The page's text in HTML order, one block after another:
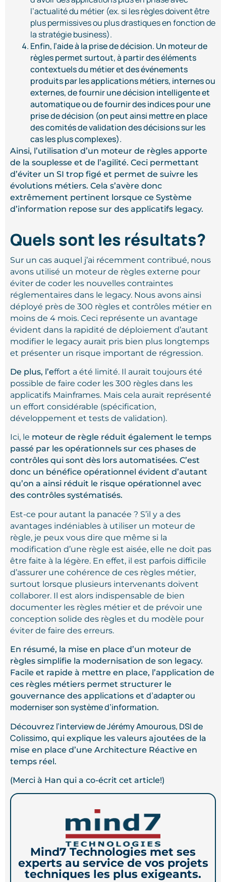
l’actualité du métier (ex. si les règles doivent être
plus permissives ou plus drastiques en fonction de
la stratégie business).
Enfin, l’aide à la prise de décision. Un moteur de
règles permet surtout, à partir des éléments
contextuels du métier et des événements
produits par les applications métiers, internes ou
externes, de fournir une décision intelligente et
automatique ou de fournir des indices pour une
prise de décision (on peut ainsi mettre en place
des comités de validation des décisions sur les
cas les plus complexes).
Ainsi, l’utilisation d’un moteur de règles apporte
de la souplesse et de l’agilité. Ceci permettant
d’éviter un SI trop figé et permet de suivre les
évolutions métiers. Cela s’avère donc
extrêmement pertinent lorsque ce Système
d’information repose sur des applicatifs legacy.
Quels sont les résultats?
Sur un cas auquel j’ai récemment contribué, nous
avons utilisé un moteur de règles externe pour
éviter de coder les nouvelles contraintes
réglementaires dans le legacy. Nous avons ainsi
déployé près de 300 règles et contrôles métier en
moins de 4 mois. Ceci représente un avantage
évident dans la rapidité de déploiement d’autant
modifier le legacy aurait pris bien plus longtemps
et présenter un risque important de régression.
De plus, l’effort a été limité. Il aurait toujours été
possible de faire coder les 300 règles dans les
applicatifs Mainframes. Mais cela aurait représenté
un effort considérable (spécification,
développement et tests de validation).
Ici, le moteur de règle réduit également le temps
passé par les opérationnels sur ces phases de
contrôles qui sont dès lors automatisées. C’est
donc un bénéfice opérationnel évident d’autant
qu’on a ainsi réduit le risque opérationnel avec
des contrôles systématisés.
Est-ce pour autant la panacée ? S’il y a des
avantages indéniables à utiliser un moteur de
règle, je peux vous dire que même si la
modification d’une règle est aisée, elle ne doit pas
être faite à la légère. En effet, il est parfois difficile
d’assurer une cohérence de ces règles métier,
surtout lorsque plusieurs intervenants doivent
collaborer. Il est alors indispensable de bien
documenter les règles métier et de prévoir une
conception solide des règles et du modèle pour
éviter de faire des erreurs.
En résumé, la mise en place d’un moteur de
règles simplifie la modernisation de son legacy.
Facile et rapide à mettre en place, l’application de
ces règles métiers permet structurer le
gouvernance des applications et d’adapter ou
moderniser son système d’information.
Découvrez l’interview de Jérémy Amourous, DSI de
Colissimo, qui explique les valeurs ajoutées de la
mise en place d’une Architecture Réactive en
temps réel.
(Merci à Han qui a co-écrit cet article!)
Mind7 Technologies met ses
experts au service de vos projets
techniques les plus exigeants.